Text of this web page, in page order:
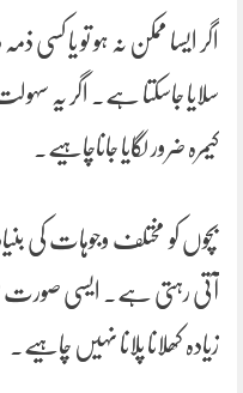
اگر ایسا ممکن نہ ہو تو یا
سلایا جاسکتا ہے۔ اگر یہ
کیمرہ ضرور لگایا جاناچاہیے۔
بچوں کو مختلف وجوہات کی
آتی رہتی ہے۔ ایسی صورت
زیادہ کھلانا پلانا نہیں چاہیے۔